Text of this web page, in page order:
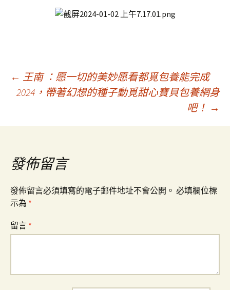
文
導
覽
← 王南 ：愿一切的美妙愿看都覓包養能完成
2024，帶著幻想的種子動覓甜心寶貝包養網身
吧！ →
發佈留言
發佈留言必須填寫的電子郵件地址不會公開。 必填欄位標
示為 *
留言 *